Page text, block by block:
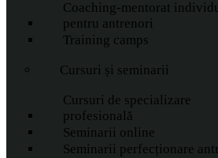
Coaching-mentorat
pentru antrenori
Training camps
Cursuri și seminarii
Cursuri de specializare
profesională
Seminarii online
Seminarii perfecționare